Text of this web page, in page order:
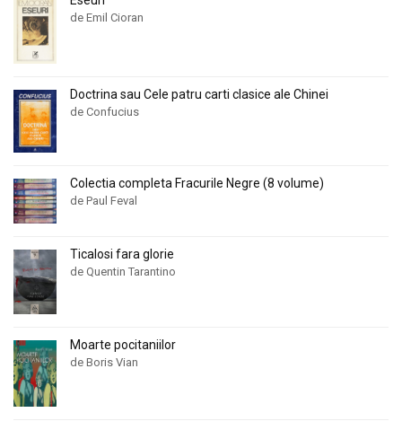
de Emil Cioran
Doctrina sau Cele patru carti clasice ale Chinei
de Confucius
Colectia completa Fracurile Negre (8 volume)
de Paul Feval
Ticalosi fara glorie
de Quentin Tarantino
Moarte pocitaniilor
de Boris Vian